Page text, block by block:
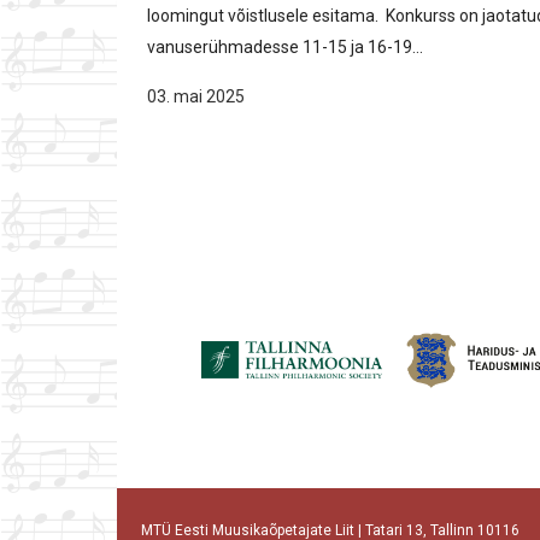
loomingut võistlusele esitama. Konkurss on
vanuserühmadesse 11-15 ja 16-19...
03. mai 2025
MTÜ Eesti Muusikaõpetajate Liit | Tatari 13, Tallinn 10116